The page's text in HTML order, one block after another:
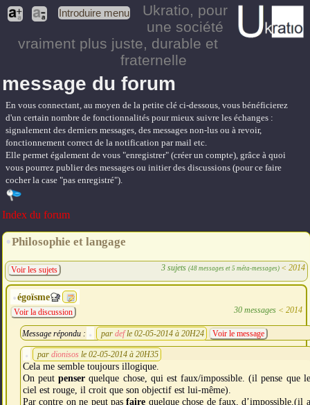
Introduire menu Ukratio, pour
une société
vraiment plus juste, durable et
fraternelle
message du forum
En vous connectant, au moyen de la petite clé ci-dessous, vous bénéficierez
d'un certain nombre de fonctionnalités pour mieux suivre les échanges :
signalement des derniers messages, des messages non-lus ou à revoir,
fonctionnement correct de la notification par mail etc.
Elle permet également de vous "enregistrer" (créer un compte), grâce à quoi
vous pourrez publier des messages ou initier des discussions (pour ce faire
cocher la case "pas enregistré").
Index du forum
Philosophie et langage
3 sujets (48 messages et 5 méta-messages) < 2014
Voir les sujets
égoïsme
30 messages< 2014
Voir la discussion
Message répondu : par def le 02-05-2014 à 20H24 Voir le message
par dionisos le 02-05-2014 à 20H35
Cela me semble toujours illogique.
On peutpenser quelque chose, qui est faux/impossible. (il pense que le
ciel est rouge, il croit que son objectif est lui-même).
Par contre on ne peut pasfaire quelque chose de faux, d’impossible.(il a